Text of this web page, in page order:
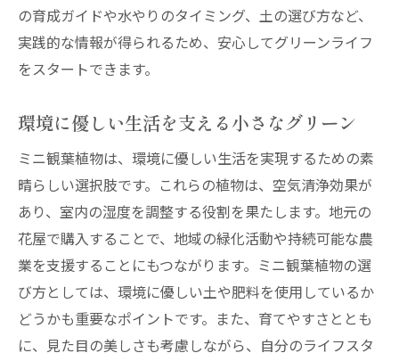
定期的なリフレッシュの方法
花屋のアドバイスでミニ観葉植物をインテリア
に取り入れる
花屋が提案するスタイル別インテリア
ミニ観葉植物を使ったシンプルな装飾術
色と形で演出する空間デザイン
花屋と一緒に作るオリジナルグリーンスペ
ース
植物を中心にしたコーディネートの提案
ミニ観葉植物で花屋と共にグリーンライフを楽
しむ
の育成ガイドや水やりのタイミング、土の選び方など、
実践的な情報が得られるため、安心してグリーンライフ
をスタートできます。
環境に優しい生活を支える小さなグリーン
ミニ観葉植物は、環境に優しい生活を実現するための素
晴らしい選択肢です。これらの植物は、空気清浄効果が
あり、室内の湿度を調整する役割を果たします。地元の
花屋で購入することで、地域の緑化活動や持続可能な農
業を支援することにもつながります。ミニ観葉植物の選
び方としては、環境に優しい土や肥料を使用しているか
どうかも重要なポイントです。また、育てやすさととも
に、見た目の美しさも考慮しながら、自分のライフスタ